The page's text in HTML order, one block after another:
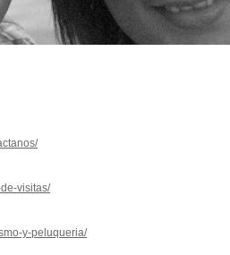
visitas/
y-peluqueria/